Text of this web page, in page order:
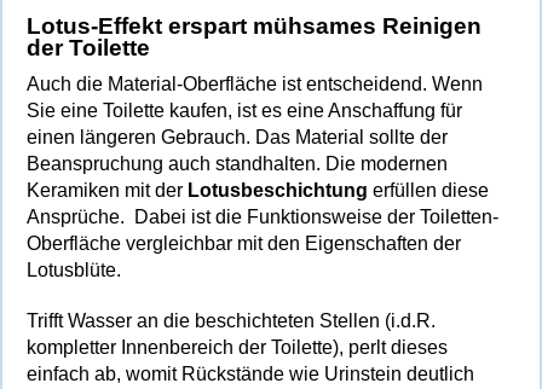
Lotus-Effekt erspart mühsames Reinigen
der Toilette
Auch die Material-Oberfläche ist entscheidend. Wenn
Sie eine Toilette kaufen, ist es eine Anschaffung für
einen längeren Gebrauch. Das Material sollte der
Beanspruchung auch standhalten. Die modernen
Keramiken mit der Lotusbeschichtung erfüllen diese
Ansprüche. Dabei ist die Funktionsweise der Toiletten-
Oberfläche vergleichbar mit den Eigenschaften der
Lotusblüte.
Trifft Wasser an die beschichteten Stellen (i.d.R.
kompletter Innenbereich der Toilette), perlt dieses
einfach ab, womit Rückstände wie Urinstein deutlich